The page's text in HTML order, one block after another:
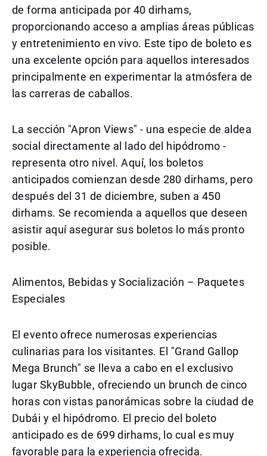
de forma anticipada por 40 dirhams,
proporcionando acceso a amplias áreas públicas
y entretenimiento en vivo. Este tipo de boleto es
una excelente opción para aquellos interesados
principalmente en experimentar la atmósfera de
las carreras de caballos.
La sección "Apron Views" - una especie de aldea
social directamente al lado del hipódromo -
representa otro nivel. Aquí, los boletos
anticipados comienzan desde 280 dirhams, pero
después del 31 de diciembre, suben a 450
dirhams. Se recomienda a aquellos que deseen
asistir aquí asegurar sus boletos lo más pronto
posible.
Alimentos, Bebidas y Socialización – Paquetes
Especiales
El evento ofrece numerosas experiencias
culinarias para los visitantes. El "Grand Gallop
Mega Brunch" se lleva a cabo en el exclusivo
lugar SkyBubble, ofreciendo un brunch de cinco
horas con vistas panorámicas sobre la ciudad de
Dubái y el hipódromo. El precio del boleto
anticipado es de 699 dirhams, lo cual es muy
favorable para la experiencia ofrecida.